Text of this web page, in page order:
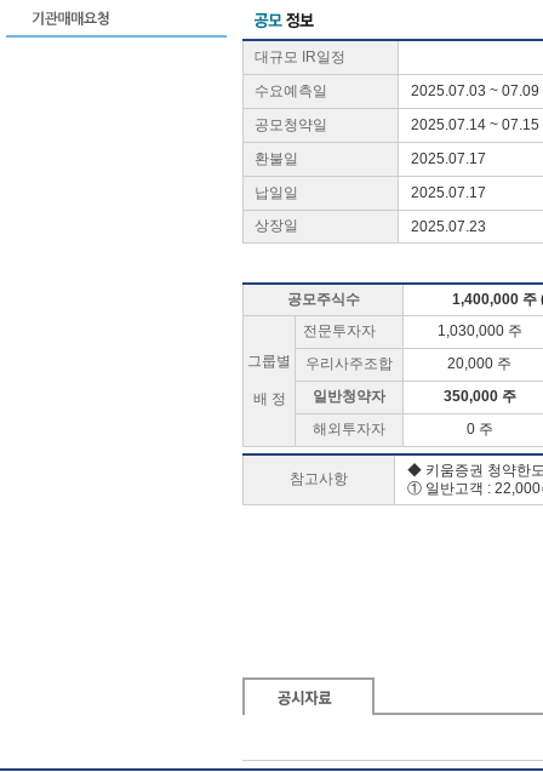
대규모 IR일정
수요예측일
2025.07.03 ~ 07.09
공모청약일
2025.07.14 ~ 07.15
환불일
2025.07.17
납일일
2025.07.17
상장일
2025.07.23
공모주식수 1,400,000 주
그룹별
배 정
전문투자자
1,030,000 주
우리사주조합
20,000 주
일반청약자
350,000 주
해외투자자
0 주
참고사항
◆ 키움증권 청약한
① 일반고객 :